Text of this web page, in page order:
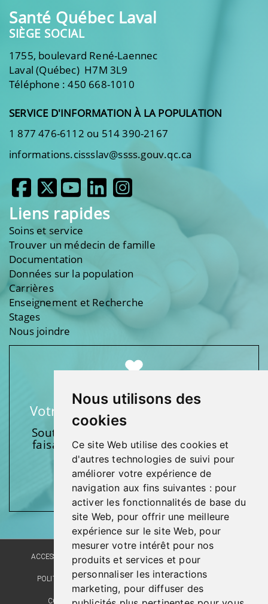
Nous utilisons des
cookies
Ce site Web utilise des cookies et
d'autres technologies de suivi pour
améliorer votre expérience de
navigation aux fins suivantes : pour
activer les fonctionnalités de base du
site Web, pour offrir une meilleure
expérience sur le site Web, pour
mesurer votre intérêt pour nos
produits et services et pour
personnaliser les interactions
marketing, pour diffuser des
Santé Québec Laval
SIÈGE SOCIAL
1755, boulevard René-Laennec
Laval (Québec) H7M 3L9
Téléphone : 450 668-1010
SERVICE D'INFORMATION À LA POPULATION
1 877 476-6112 ou 514 390-2167
informations.cissslav@ssss.gouv.qc.ca
Liens rapides
Soins et service
Trouver un médecin de famille
Documentation
Données sur la population
Carrières
Enseignement et Recherche
Stages
Nous joindre
Votre soutien fait une différence
Soutenez l’une de nos fondations en
faisant un don et en participant aux
activités.
Donnez généreusement!
ACCESSIBILITÉ PLAN DU SITE POLITIQUE LINGUISTIQUE
POLITIQUE DE CONFIDENTIALITÉ RÉALISATION DU SITE
COMMENTAIRES, SUGGESTIONS, REMERCIEMENTS